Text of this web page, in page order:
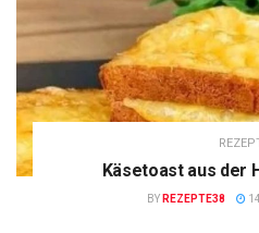
Käsetoast aus der
BY REZEPTE38